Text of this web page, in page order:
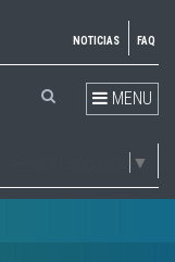
NOTICIAS FAQ
MENU
▼